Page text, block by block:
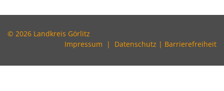
© 2026 Landkreis Görlitz
Impressum | Datenschutz | Barrierefreiheit